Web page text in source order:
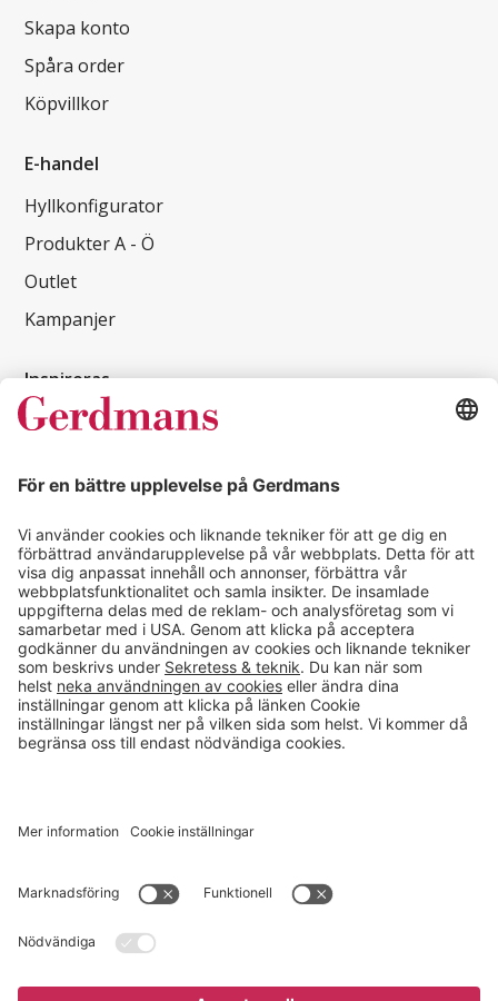
Skapa konto
Spåra order
Köpvillkor
E-handel
Hyllkonfigurator
Produkter A - Ö
Outlet
Kampanjer
Inspireras
Kundcase
Läsvärt
Kontakt
info@gerdmans.se
0433-740 80
Kundservice öppettider
Vardagar 07.30-17.00
© 2026 Gerdmans Inredningar AB Alla priser är exklusive moms.
Cookie inställningar